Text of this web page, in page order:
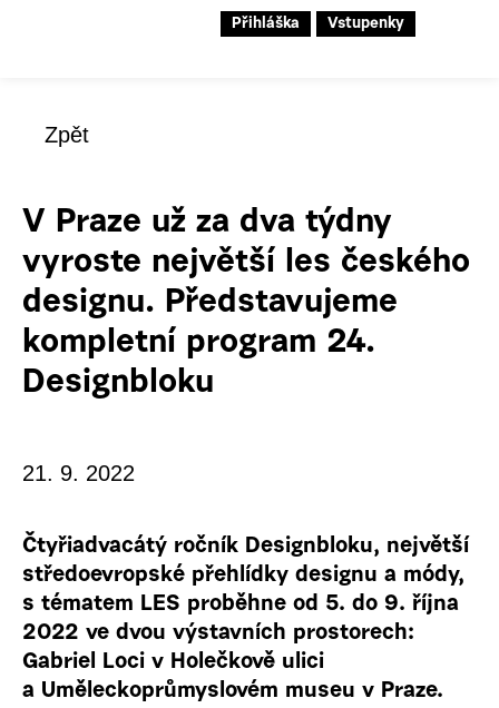
Přihláška Vstupenky
Zpět
V Praze už za dva týdny
vyroste největší les českého
designu. Představujeme
kompletní program 24.
Designbloku
21. 9. 2022
Čtyřiadvacátý ročník Designbloku, největší
středoevropské přehlídky designu a módy,
s tématem LES proběhne od 5. do 9. října
2022 ve dvou výstavních prostorech:
Gabriel Loci v Holečkově ulici
a Uměleckoprůmyslovém museu v Praze.